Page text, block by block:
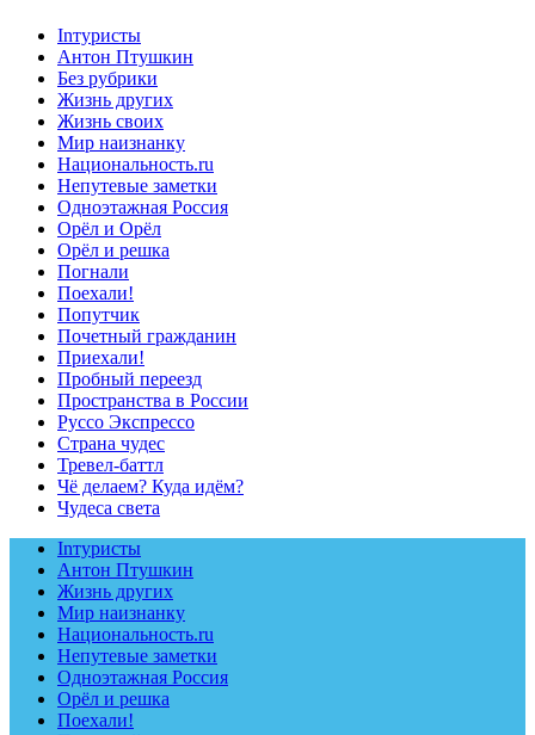
Inтуристы
Антон Птушкин
Без рубрики
Жизнь других
Жизнь своих
Мир наизнанку
Национальность.ru
Непутевые заметки
Одноэтажная Россия
Орёл и Орёл
Орёл и решка
Погнали
Поехали!
Попутчик
Почетный гражданин
Приехали!
Пробный переезд
Пространства в России
Руссо Экспрессо
Страна чудес
Тревел-баттл
Чё делаем? Куда идём?
Чудеса света
Inтуристы
Антон Птушкин
Жизнь других
Мир наизнанку
Национальность.ru
Непутевые заметки
Одноэтажная Россия
Орёл и решка
Поехали!